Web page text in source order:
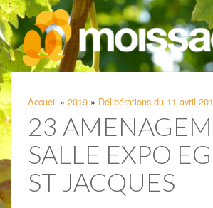
Accueil » 2019 » Délibérations du 11 avril
23
SALLE EXPO
ST JACQUES